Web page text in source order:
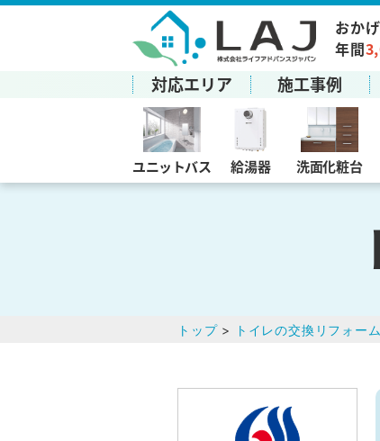
おか
年間
対応エリア 施工事例
ユニットバス 給湯器 洗面化粧台
トップ> トイレの交換リフォーム